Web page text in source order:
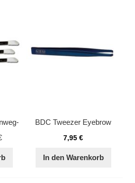
BDC Tweezer Eyebrow
7,95 €
In den Warenkorb